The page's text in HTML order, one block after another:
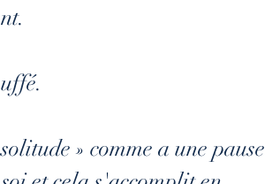
» comme a une pause